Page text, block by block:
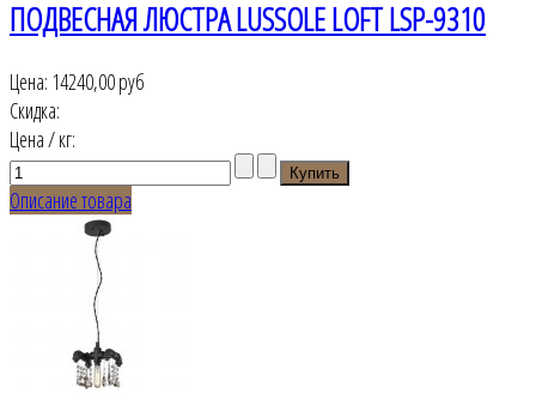
ПОДВЕСНАЯ ЛЮСТРА LUSSOLE LOFT LSP-9310
Цена: 14240,00 руб
Скидка:
Цена / кг:
Описание товара